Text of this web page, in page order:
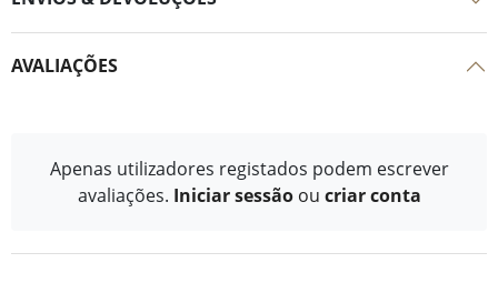
AVALIAÇÕES
Apenas utilizadores registados podem escrever
avaliações. Iniciar sessão ou criar conta